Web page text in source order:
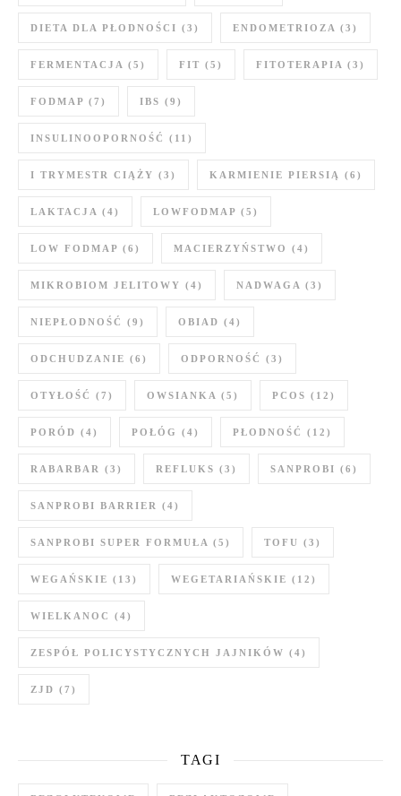
DIETA DLA PŁODNOŚCI (3) ENDOMETRIOZA (3)
FERMENTACJA (5) FIT (5) FITOTERAPIA (3)
FODMAP (7) IBS (9)
INSULINOOPORNOŚĆ (11)
I TRYMESTR CIĄŻY (3) KARMIENIE PIERSIĄ (6)
LAKTACJA (4) LOWFODMAP (5)
LOW FODMAP (6) MACIERZYŃSTWO (4)
MIKROBIOM JELITOWY (4) NADWAGA (3)
NIEPŁODNOŚĆ (9) OBIAD (4)
ODCHUDZANIE (6) ODPORNOŚĆ (3)
OTYŁOŚĆ (7) OWSIANKA (5) PCOS (12)
PORÓD (4) POŁÓG (4) PŁODNOŚĆ (12)
RABARBAR (3) REFLUKS (3) SANPROBI (6)
SANPROBI BARRIER (4)
SANPROBI SUPER FORMUŁA (5) TOFU (3)
WEGAŃSKIE (13) WEGETARIAŃSKIE (12)
WIELKANOC (4)
ZESPÓŁ POLICYSTYCZNYCH JAJNIKÓW (4)
ZJD (7)
TAGI